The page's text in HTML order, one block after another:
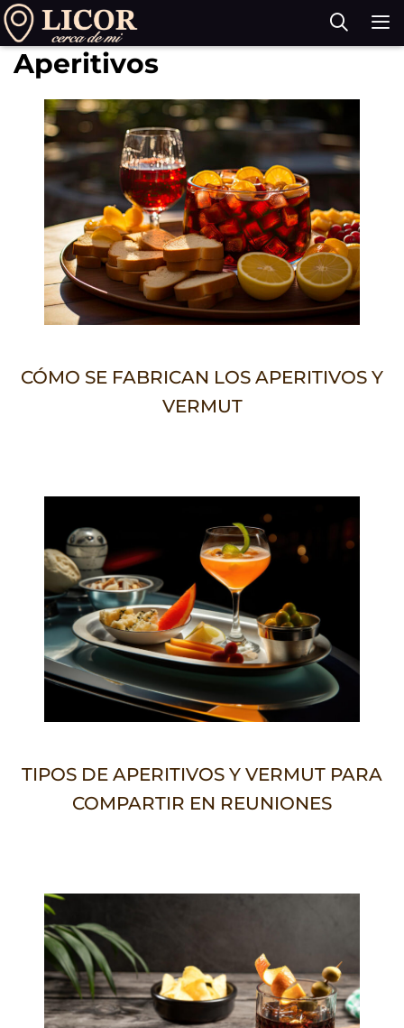
Saltar
al
contenido
Aperitivos
CÓMO SE FABRICAN LOS APERITIVOS Y
VERMUT
TIPOS DE APERITIVOS Y VERMUT PARA
COMPARTIR EN REUNIONES